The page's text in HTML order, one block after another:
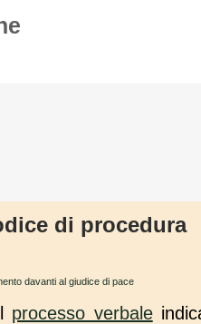
di procedura
davanti al giudice di pace
processo verbale